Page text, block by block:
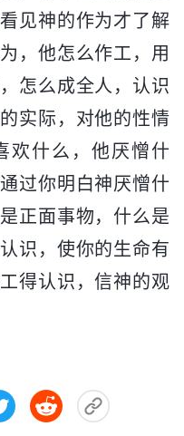
见神的作为才了解
，他怎么作工，用
怎么成全人，认识
实际，对他的性情
欢什么，他厌憎什
过你明白神厌憎什
正面事物，什么是
识，使你的生命有
得认识，信神的观